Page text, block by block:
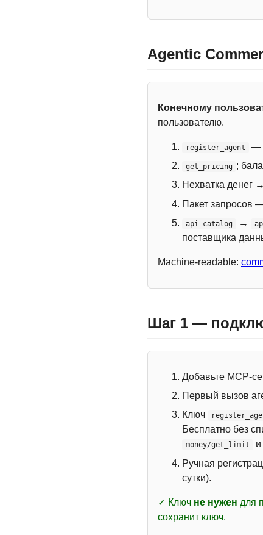
Agentic
Конечному
пользователю.
register_agent —
get_pricing ;
Нехватка денег →
Пакет запросов
api_catalog →
поставщика
Machine-readable:
Шаг 1 —
Добавьте MCP-
Первый вызов
Ключ
Бесплатно без
money/get_limit и
Ручная
сутки).
✓ Ключ не нужен для
сохранит ключ.